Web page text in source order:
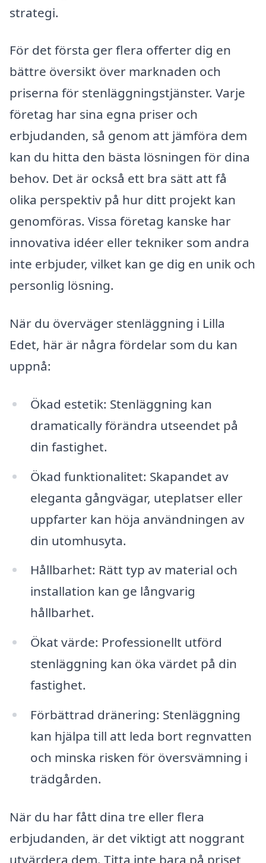
strategi.
För det första ger flera offerter dig en
bättre översikt över marknaden och
priserna för stenläggningstjänster. Varje
företag har sina egna priser och
erbjudanden, så genom att jämföra dem
kan du hitta den bästa lösningen för dina
behov. Det är också ett bra sätt att få
olika perspektiv på hur ditt projekt kan
genomföras. Vissa företag kanske har
innovativa idéer eller tekniker som andra
inte erbjuder, vilket kan ge dig en unik och
personlig lösning.
När du överväger stenläggning i Lilla
Edet, här är några fördelar som du kan
uppnå:
Ökad estetik: Stenläggning kan
dramatically förändra utseendet på
din fastighet.
Ökad funktionalitet: Skapandet av
eleganta gångvägar, uteplatser eller
uppfarter kan höja användningen av
din utomhusyta.
Hållbarhet: Rätt typ av material och
installation kan ge långvarig
hållbarhet.
Ökat värde: Professionellt utförd
stenläggning kan öka värdet på din
fastighet.
Förbättrad dränering: Stenläggning
kan hjälpa till att leda bort regnvatten
och minska risken för översvämning i
trädgården.
När du har fått dina tre eller flera
erbjudanden, är det viktigt att noggrant
utvärdera dem. Titta inte bara på priset,